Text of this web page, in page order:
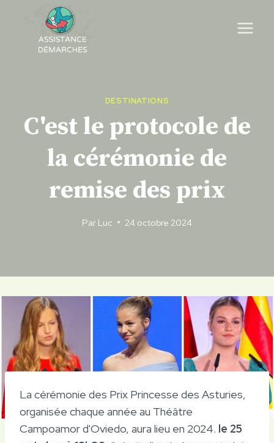
content
DESTINATIONS
C'est le protocole de
la cérémonie de
remise des prix
Par Luc 24 octobre 2024
La cérémonie des Prix Princesse des Asturies,
organisée chaque année au Théâtre
Campoamor d'Oviedo, aura lieu en 2024. le 25